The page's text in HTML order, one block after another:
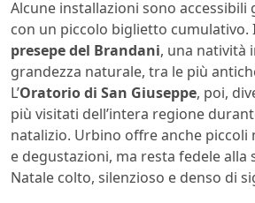
Alcune installazioni sono
con un piccolo biglietto cumulativo.
presepe del Brandani, una natività
grandezza naturale, tra le più
L’Oratorio di San Giuseppe, poi,
più visitati dell’intera regione
natalizio. Urbino offre anche piccoli
e degustazioni, ma resta fedele alla
Natale colto, silenzioso e denso di